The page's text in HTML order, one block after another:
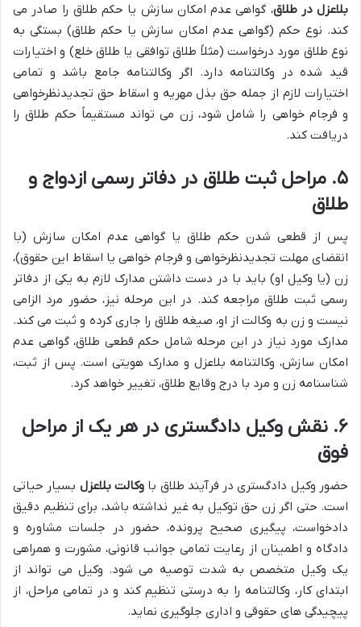
بلاعزل در طلاق، گواهی عدم امکان سازش یا حکم طلاق را صادر می
کند. نوع حکم (گواهی عدم امکان سازش یا حکم طلاق) بستگی به
نوع طلاق مورد درخواست (مثلاً طلاق توافقی یا طلاق خلع) و اختیارات
قید شده در وکالتنامه دارد. اگر وکالتنامه جامع باشد و تمامی
اختیارات لازم از جمله حق بذل مهریه و اسقاط حق تجدیدنظرخواهی
و فرجام خواهی را شامل شود، زن می تواند مستقیماً حکم طلاق را
دریافت کند.
۵. مراحل ثبت طلاق در دفاتر رسمی ازدواج و
طلاق
پس از قطعی شدن حکم طلاق یا گواهی عدم امکان سازش (با
انقضای مهلت تجدیدنظرخواهی و فرجام خواهی یا اسقاط این حقوق)،
زن (یا وکیل او) باید با در دست داشتن مدارک لازم به یکی از دفاتر
رسمی ثبت طلاق مراجعه کند. در این مرحله نیز، حضور مرد الزامی
نیست و زن به وکالت از او، صیغه طلاق را جاری کرده و ثبت می کند.
مدارک مورد نیاز در این مرحله شامل حکم قطعی طلاق، گواهی عدم
امکان سازش، وکالتنامه بلاعزل و مدارک هویتی است. پس از ثبت،
شناسنامه زن و مرد با درج وقایع طلاق، تغییر خواهد کرد.
۶. نقش وکیل دادگستری در هر یک از مراحل
فوق
حضور وکیل دادگستری در فرآیند طلاق باوکالت بلاعزل بسیار حیاتی
است. حتی اگر زن حق توکیل به غیر نداشته باشد، برای تنظیم دقیق
دادخواست، پیگیری صحیح پرونده، حضور در جلسات مشاوره و
دادگاه و اطمینان از رعایت تمامی جوانب قانونی، مشورت و همراهی
یک وکیل متخصص به شدت توصیه می شود. وکیل می تواند از
ابتدای کار، وکالتنامه را به درستی تنظیم کند و در تمامی مراحل، از
پیچیدگی های حقوقی و اداری جلوگیری نماید.